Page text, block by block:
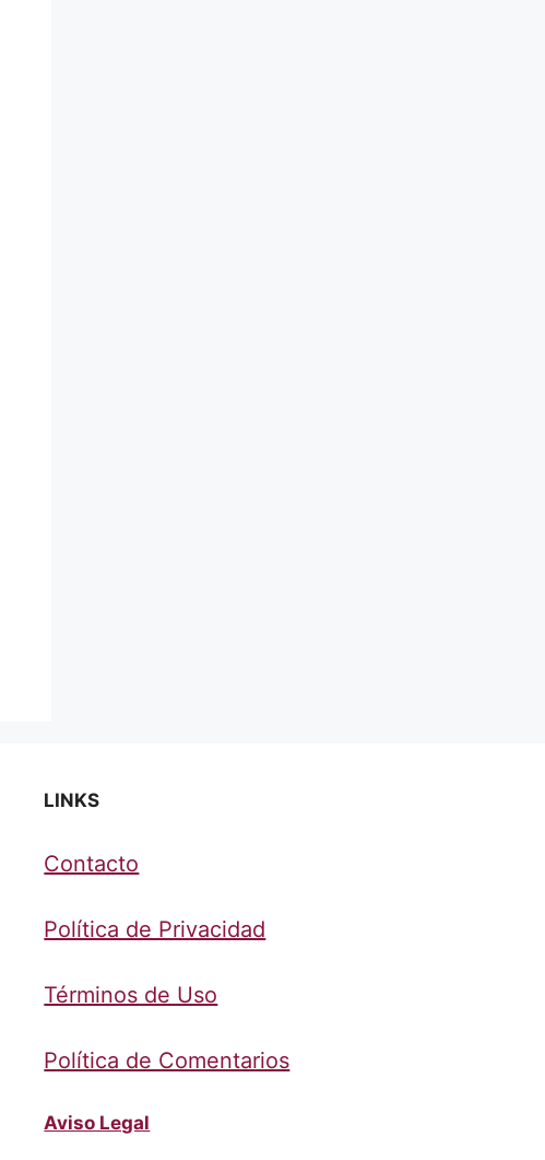
LINKS
Contacto
Política de Privacidad
Términos de Uso
Política de Comentarios
Aviso Legal